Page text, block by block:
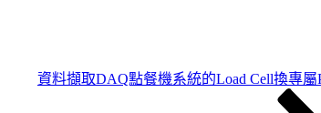
資料擷取DAQ點餐機系統的Load Cell換專